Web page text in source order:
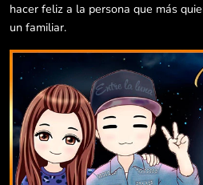
hacer feliz a la persona que más
un familiar.